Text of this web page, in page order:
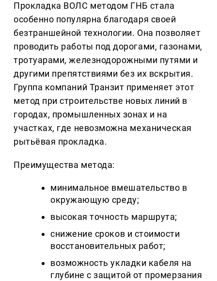
Прокладка ВОЛС методом ГНБ стала
особенно популярна благодаря своей
безтраншейной технологии. Она позволяет
проводить работы под дорогами, газонами,
тротуарами, железнодорожными путями и
другими препятствиями без их вскрытия.
Группа компаний Транзит применяет этот
метод при строительстве новых линий в
городах, промышленных зонах и на
участках, где невозможна механическая
рытьёвая прокладка.
Преимущества метода:
минимальное вмешательство в
окружающую среду;
высокая точность маршрута;
снижение сроков и стоимости
восстановительных работ;
возможность укладки кабеля на
глубине с защитой от промерзания